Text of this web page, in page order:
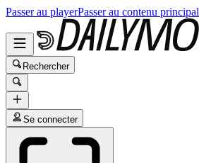
Passer au playerPasser au contenu principal
Rechercher
Se connecter